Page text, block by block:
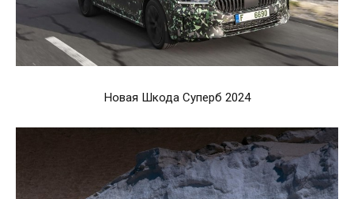
Новая Шкода Суперб 2024